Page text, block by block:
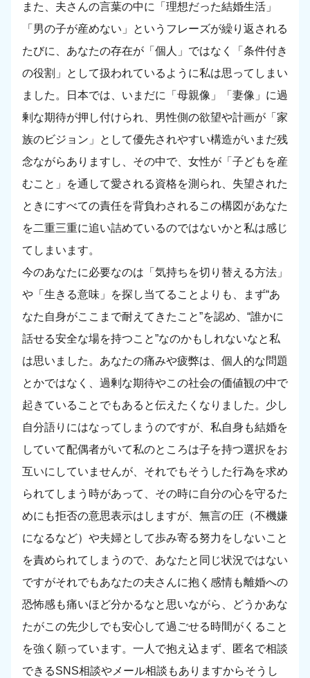
また、夫さんの言葉の中に「理想だった結婚生活」
「男の子が産めない」というフレーズが繰り返される
たびに、あなたの存在が「個人」ではなく「条件付き
の役割」として扱われているように私は思ってしまい
ました。日本では、いまだに「母親像」「妻像」に過
剰な期待が押し付けられ、男性側の欲望や計画が「家
族のビジョン」として優先されやすい構造がいまだ残
念ながらありますし、その中で、女性が「子どもを産
むこと」を通して愛される資格を測られ、失望された
ときにすべての責任を背負わされるこの構図があなた
を二重三重に追い詰めているのではないかと私は感じ
てしまいます。
今のあなたに必要なのは「気持ちを切り替える方法」
や「生きる意味」を探し当てることよりも、まず“あ
なた自身がここまで耐えてきたこと”を認め、“誰かに
話せる安全な場を持つこと”なのかもしれないなと私
は思いました。あなたの痛みや疲弊は、個人的な問題
とかではなく、過剰な期待やこの社会の価値観の中で
起きていることでもあると伝えたくなりました。少し
自分語りにはなってしまうのですが、私自身も結婚を
していて配偶者がいて私のところは子を持つ選択をお
互いにしていませんが、それでもそうした行為を求め
られてしまう時があって、その時に自分の心を守るた
めにも拒否の意思表示はしますが、無言の圧（不機嫌
になるなど）や夫婦として歩み寄る努力をしないこと
を責められてしまうので、あなたと同じ状況ではない
ですがそれでもあなたの夫さんに抱く感情も離婚への
恐怖感も痛いほど分かるなと思いながら、どうかあな
たがこの先少しでも安心して過ごせる時間がくること
を強く願っています。一人で抱え込まず、匿名で相談
できるSNS相談やメール相談もありますからそうし